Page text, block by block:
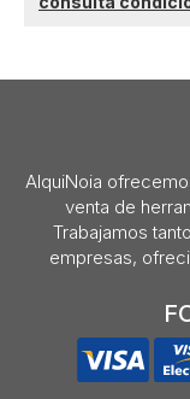
AlquiNoia
venta de
Trabajamos
empresas,